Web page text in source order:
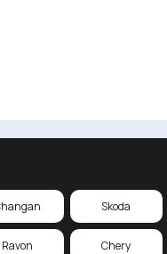
Skoda
Ravon Chery